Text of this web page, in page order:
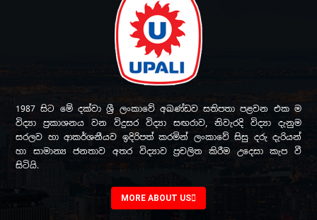
1987 සිට මේ දක්වා ශ්‍රී ලංකාවේ අඛණ්ඩව සතිපතා පළවන එක ම
විද්‍යා ප්‍රකාශනය වන විදුසර විද්‍යා සඟරාව, නිවැරදි විද්‍යා දැනුම
සරලව හා ආකර්ශනීයව ඉදිරිපත් කරමින් ලංකාවේ සිසු දරු දැරියන්
හා සාමාන්‍ය ජනතාව අතර විද්‍යාව ප්‍රචලිත කිරීම උදෙසා කැප වී
සිටියි.
MORE ABOUT US